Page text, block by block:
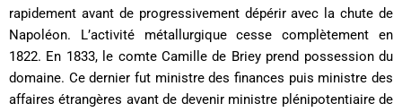
rapidement avant de progressivement dépérir avec la chute de
Napoléon. L’activité métallurgique cesse complètement en
1822. En 1833, le comte Camille de Briey prend possession du
domaine. Ce dernier fut ministre des finances puis ministre des
affaires étrangères avant de devenir ministre plénipotentiaire de